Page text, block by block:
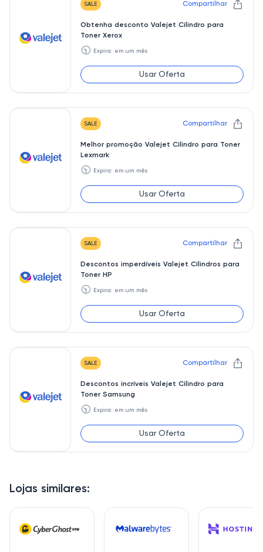
Lojas similares:
SALE Compartilhar
Obtenha desconto Valejet Cilindro para
Toner Xerox
🕥 Expira: em um mês
Usar Oferta
SALE Compartilhar
Melhor promoção Valejet Cilindro para Toner
Lexmark
🕥 Expira: em um mês
Usar Oferta
SALE Compartilhar
Descontos imperdíveis Valejet Cilindros para
Toner HP
🕥 Expira: em um mês
Usar Oferta
SALE Compartilhar
Descontos incríveis Valejet Cilindro para
Toner Samsung
🕥 Expira: em um mês
Usar Oferta